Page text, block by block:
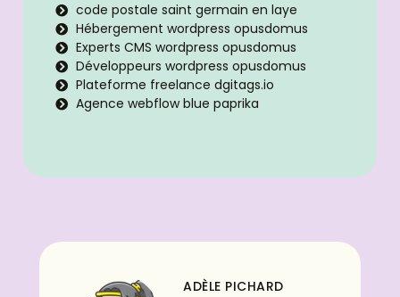
code postale saint germain en laye
Hébergement wordpress opusdomus
Experts CMS wordpress opusdomus
Développeurs wordpress opusdomus
Plateforme freelance dgitags.io
Agence webflow blue paprika
ADÈLE PICHARD